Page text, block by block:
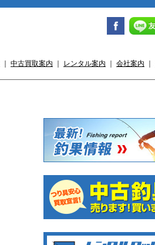
中古買取案内 レンタル案内 会社案内